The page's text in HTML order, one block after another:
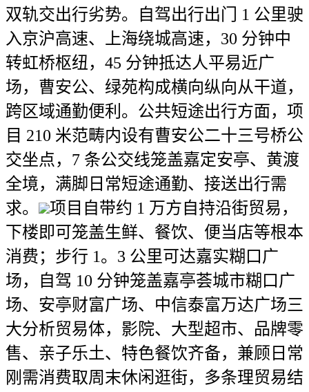
双轨交出行劣势。自驾出行出门 1 公里驶
入京沪高速、上海绕城高速，30 分钟中
转虹桥枢纽，45 分钟抵达人平易近广
场，曹安公、绿苑构成横向纵向从干道，
跨区域通勤便利。公共短途出行方面，项
目 210 米范畴内设有曹安公二十三号桥公
交坐点，7 条公交线笼盖嘉定安亭、黄渡
全境，满脚日常短途通勤、接送出行需
求。
项目自带约 1 万方自持沿街贸易，
下楼即可笼盖生鲜、餐饮、便当店等根本
消费；步行 1。3 公里可达嘉实糊口广
场，自驾 10 分钟笼盖嘉亭荟城市糊口广
场、安亭财富广场、中信泰富万达广场三
大分析贸易体，影院、大型超市、品牌零
售、亲子乐土、特色餐饮齐备，兼顾日常
刚需消费取周末休闲逛街，多条理贸易结